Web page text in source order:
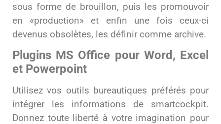
sous forme de brouillon, puis les promouvoir
en «production» et enfin une fois ceux-ci
devenus obsolètes, les définir comme archive.
Plugins MS Office pour Word, Excel
et Powerpoint
Utilisez vos outils bureautiques préférés pour
intégrer les informations de smartcockpit.
Donnez toute liberté à votre imagination pour